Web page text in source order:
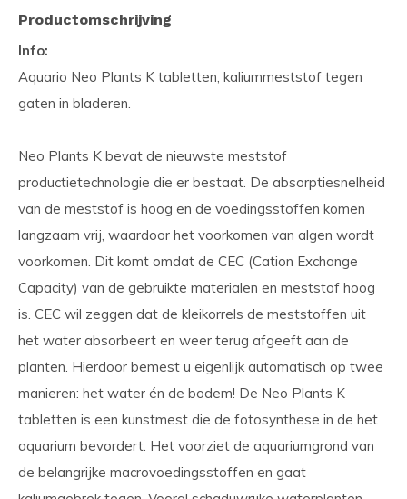
Productomschrijving
Info:
Aquario Neo Plants K tabletten, kaliummeststof tegen
gaten in bladeren.
Neo Plants K bevat de nieuwste meststof
productietechnologie die er bestaat. De absorptiesnelheid
van de meststof is hoog en de voedingsstoffen komen
langzaam vrij, waardoor het voorkomen van algen wordt
voorkomen. Dit komt omdat de CEC (Cation Exchange
Capacity) van de gebruikte materialen en meststof hoog
is. CEC wil zeggen dat de kleikorrels de meststoffen uit
het water absorbeert en weer terug afgeeft aan de
planten. Hierdoor bemest u eigenlijk automatisch op twee
manieren: het water én de bodem! De Neo Plants K
tabletten is een kunstmest die de fotosynthese in de het
aquarium bevordert. Het voorziet de aquariumgrond van
de belangrijke macrovoedingsstoffen en gaat